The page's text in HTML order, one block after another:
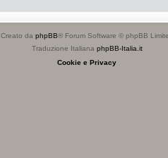
Creato da phpBB® Forum Software © phpBB
Traduzione Italiana phpBB-Italia.it
Cookie e Privacy